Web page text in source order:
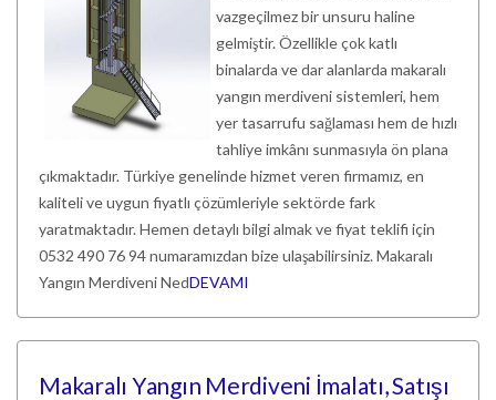
vazgeçilmez bir unsuru haline
gelmiştir. Özellikle çok katlı
binalarda ve dar alanlarda makaralı
yangın merdiveni sistemleri, hem
yer tasarrufu sağlaması hem de hızlı
tahliye imkânı sunmasıyla ön plana
çıkmaktadır. Türkiye genelinde hizmet veren firmamız, en
kaliteli ve uygun fiyatlı çözümleriyle sektörde fark
yaratmaktadır. Hemen detaylı bilgi almak ve fiyat teklifi için
0532 490 76 94 numaramızdan bize ulaşabilirsiniz. Makaralı
Yangın Merdiveni NedDEVAMI
Makaralı Yangın Merdiveni İmalatı, Satışı